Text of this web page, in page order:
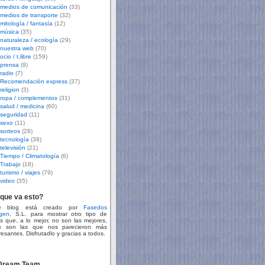
medios de comunicación (33)
medios de transporte (32)
mitología / fantasía (12)
música (35)
naturaleza / ecología (29)
nuestra web (70)
ocio / t.libre (159)
prensa (9)
radio (7)
Recomendación express (37)
religion (3)
ropa / complementos (31)
salud / medicina (60)
seguridad (11)
sexo (11)
sorteos (28)
tecnología (38)
televisión (21)
Tiempo / Climatología (6)
Trabajo (18)
turismo / viajes (79)
video (35)
va esto?
blog está creado por Fasedos
, S.L. para mostrar otro tipo de
que, a lo mejor, no son las mejores,
son las que nos parecieron más
Disfrutadlo y gracias a todos.